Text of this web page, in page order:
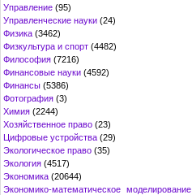
Управление (95)
Управленческие науки (24)
Физика (3462)
Физкультура и спорт (4482)
Философия (7216)
Финансовые науки (4592)
Финансы (5386)
Фотография (3)
Химия (2244)
Хозяйственное право (23)
Цифровые устройства (29)
Экологическое право (35)
Экология (4517)
Экономика (20644)
Экономико-математическое моделирование